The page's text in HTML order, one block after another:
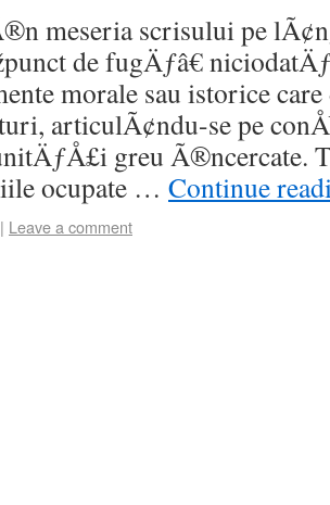
meseria scrisului pe
de fugÄƒâ€
morale sau istorice
articulÃ¢ndu-se pe
greu Ã®ncercate.
ocupate … Continue
| Leave a comment